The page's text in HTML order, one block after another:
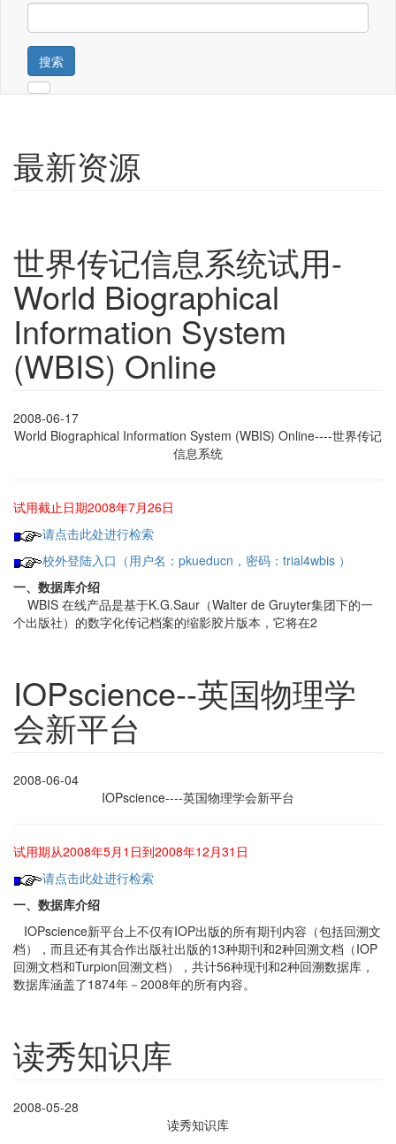
搜索
最新资源
世界传记信息系统试用-
World Biographical
Information System
(WBIS) Online
2008-06-17
World Biographical Information System (WBIS) Online----世界传记
信息系统
试用截止日期2008年7月26日
请点击此处进行检索
校外登陆入口（用户名：pkueducn，密码：trial4wbis ）
一、数据库介绍
WBIS 在线产品是基于K.G.Saur（Walter de Gruyter集团下的一
个出版社）的数字化传记档案的缩影胶片版本，它将在2
IOPscience--英国物理学
会新平台
2008-06-04
IOPscience----英国物理学会新平台
试用期从2008年5月1日到2008年12月31日
请点击此处进行检索
一、数据库介绍
IOPscience新平台上不仅有IOP出版的所有期刊内容（包括回溯文
档），而且还有其合作出版社出版的13种期刊和2种回溯文档（IOP
回溯文档和Turpion回溯文档），共计56种现刊和2种回溯数据库，
数据库涵盖了1874年－2008年的所有内容。
读秀知识库
2008-05-28
读秀知识库